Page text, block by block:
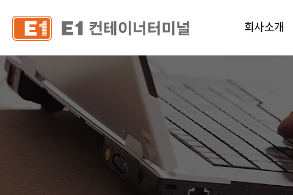
회사소개
연혁
조직 및 연락처
CI
공고
오시는길